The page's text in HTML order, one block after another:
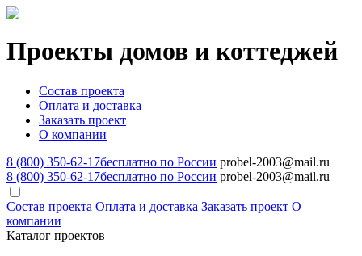
Проекты домов и коттеджей
Состав проекта
Оплата и доставка
Заказать проект
О компании
8 (800) 350-62-17бесплатно по России probel-2003@mail.ru
8 (800) 350-62-17бесплатно по России probel-2003@mail.ru
Состав проекта Оплата и доставка Заказать проект О
компании
Каталог проектов